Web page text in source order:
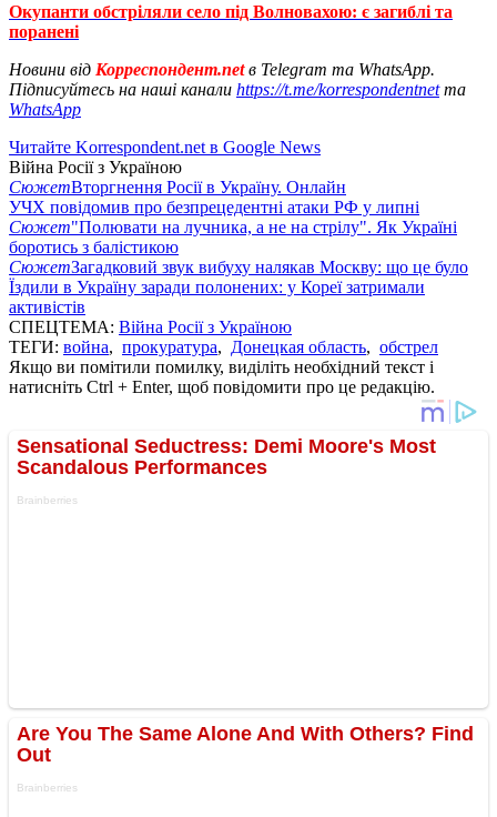
Окупанти обстріляли село під Волновахою: є загиблі та
поранені
Новини від Корреспондент.netв Telegram та WhatsApp.
Підписуйтесь на наші канали https://t.me/korrespondentnetта
WhatsApp
Читайте Korrespondent.net в Google News
Війна Росії з Україною
СюжетВторгнення Росії в Україну. Онлайн
УЧХ повідомив про безпрецедентні атаки РФ у липні
Сюжет"Полювати на лучника, а не на стрілу". Як Україні
боротись з балістикою
СюжетЗагадковий звук вибуху налякав Москву: що це було
Їздили в Україну заради полонених: у Кореї затримали
активістів
СПЕЦТЕМА: Війна Росії з Україною
ТЕГИ: война, прокуратура, Донецкая область, обстрел
Якщо ви помітили помилку, виділіть необхідний текст і
натисніть Ctrl + Enter, щоб повідомити про це редакцію.